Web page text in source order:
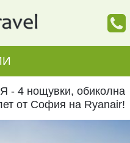
- 4 нощувки, обиколна
от София на Ryanair!